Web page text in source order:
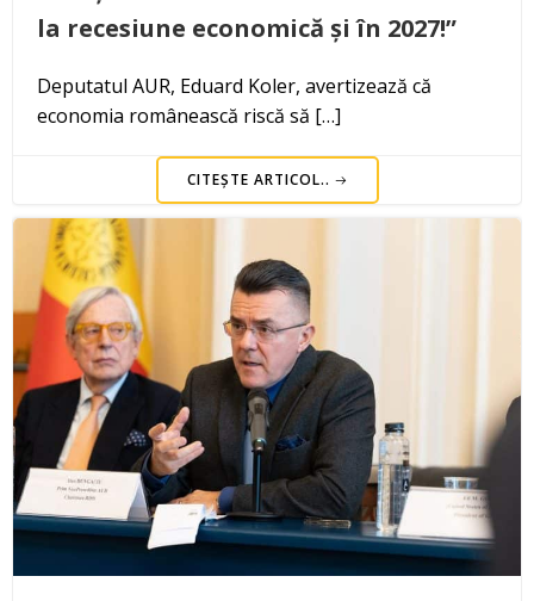
la recesiune economică și în 2027!”
Deputatul AUR, Eduard Koler, avertizează că
economia românească riscă să […]
CITEȘTE ARTICOL..